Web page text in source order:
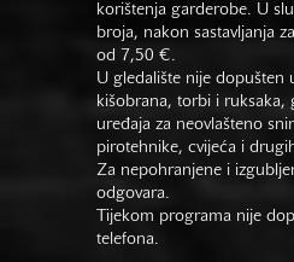
korištenja garderobe. U
broja, nakon sastavljanja
od 7,50 €.
U gledalište nije dopušten
kišobrana, torbi i ruksaka,
uređaja za neovlašteno
pirotehnike, cvijeća i
Za nepohranjene i
odgovara.
Tijekom programa nije
telefona.